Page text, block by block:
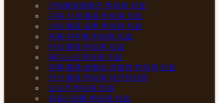
근막통증증후군 한의원 치료
근육·신경 통증 한의원 치료
기타 통증 질환 한의원 치료
두통·편두통 한의원 치료
만성 통증 한의원 치료
목디스크 한의원 치료
무릎 통증·퇴행성 관절염 한의원 치료
안산 통증 한의원 자민한의원
오십견 한의원 치료
좌골신경통 한의원 치료